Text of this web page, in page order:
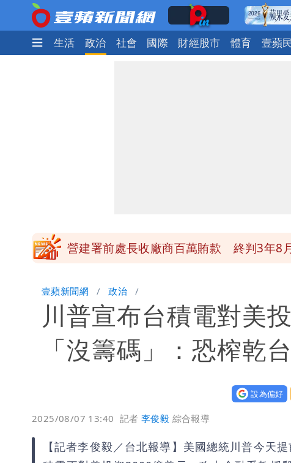
娛樂時尚 生活 政治 社會 國際 財經股市 體育 壹蘋
營建署前處長收廠商百萬賄款 終判3年8
慈濟買BNT遭詐10億元 蔡英文：政府很
壹蘋新聞網 政治
川普宣布台積電對美
「沒籌碼」：恐榨乾
設為偏好
2025/08/07 13:40 記者李俊毅 綜合報導
【記者李俊毅／台北報導】美國總統川普今天